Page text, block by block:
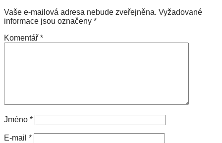
Vaše e-mailová adresa nebude zveřejněna. Vyžadované
informace jsou označeny *
Komentář *
Jméno *
E-mail *